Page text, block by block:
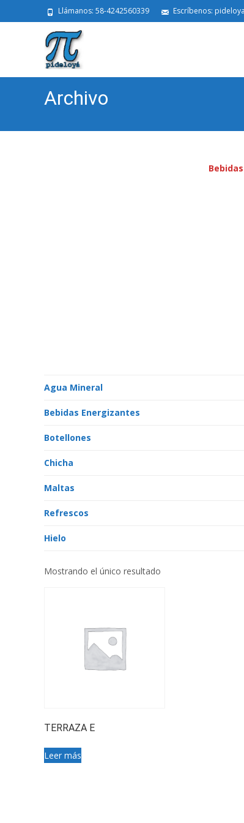
Llámanos: 58-4242560339 Escríbenos:
Archivo
Agua Mineral
Bebidas Energizantes
Botellones
Chicha
Maltas
Refrescos
Hielo
Mostrando el único resultado
TERRAZA E
Leer más